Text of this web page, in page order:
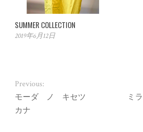
SUMMER COLLECTION
2019年6月12日
Previous:
モーダ ノ キセツ
カナ
ミ